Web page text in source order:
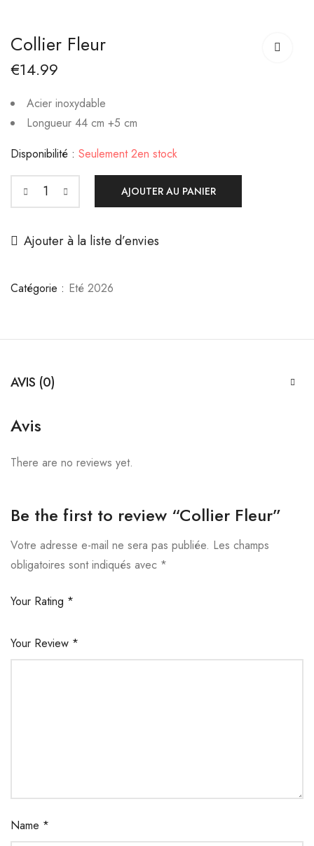
Collier Fleur
€14.99
Acier inoxydable
Longueur 44 cm +5 cm
Disponibilité : Seulement 2en stock
AJOUTER AU PANIER
Ajouter à la liste d’envies
Catégorie : Eté 2026
AVIS (0)
Avis
There are no reviews yet.
Be the first to review “Collier Fleur”
Votre adresse e-mail ne sera pas publiée. Les champs
obligatoires sont indiqués avec *
Your Rating *
Your Review *
Name *